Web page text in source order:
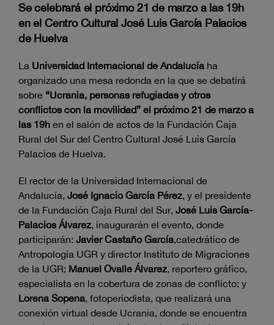
Se celebrará el próximo 21 de marzo a las 19h
en el Centro Cultural José Luis García Palacios
de Huelva
La Universidad Internacional de Andalucía ha
organizado una mesa redonda en la que se debatirá
sobre “Ucrania, personas refugiadas y otros
conflictos con la movilidad” el próximo 21 de marzo a
las 19h en el salón de actos de la Fundación Caja
Rural del Sur del Centro Cultural José Luis García
Palacios de Huelva.
El rector de la Universidad Internacional de
Andalucía, José Ignacio García Pérez, y el presidente
de la Fundación Caja Rural del Sur, José Luis García-
Palacios Álvarez, inaugurarán el evento, donde
participarán: Javier Castaño García,catedrático de
Antropología UGR y director Instituto de Migraciones
de la UGR; Manuel Ovalle Álvarez, reportero gráfico,
especialista en la cobertura de zonas de conflicto; y
Lorena Sopena, fotoperiodista, que realizará una
conexión virtual desde Ucrania, donde se encuentra